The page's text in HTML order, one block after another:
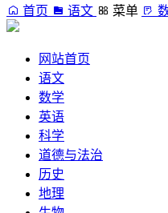
首页
语文 菜单
网站首页
语文
数学
英语
科学
道德与法治
历史
地理